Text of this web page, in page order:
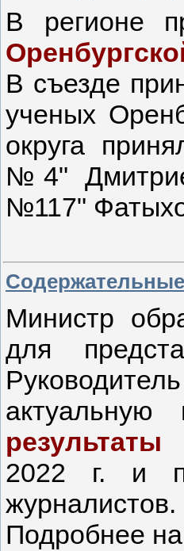
В регионе
В съезде
ученых
округа
№4"
№117"
Содержательные
Министр
для
2022 г. и
журналистов.
Подробнее на